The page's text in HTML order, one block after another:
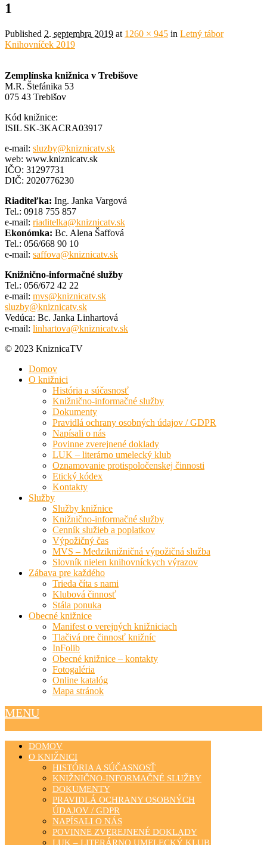
1
Published 2. septembra 2019 at 1260 × 945 in Letný tábor
Knihovníček 2019
Zemplínska knižnica v Trebišove
M.R. Štefánika 53
075 43 Trebišov
Kód knižnice:
ISIL SK-3KACRA03917
e-mail: sluzby@kniznicatv.sk
web: www.kniznicatv.sk
IČO: 31297731
DIČ: 2020776230
Riaditeľka: Ing. Janka Vargová
Tel.: 0918 755 857
e-mail: riaditelka@kniznicatv.sk
Ekonómka: Bc. Alena Šaffová
Tel.: 056/668 90 10
e-mail: saffova@kniznicatv.sk
Knižnično-informačné služby
Tel.: 056/672 42 22
e-mail: mvs@kniznicatv.sk
sluzby@kniznicatv.sk
Vedúca: Bc. Janka Linhartová
e-mail: linhartova@kniznicatv.sk
© 2023 KniznicaTV
Domov
O knižnici
História a súčasnosť
Knižnično-informačné služby
Dokumenty
Pravidlá ochrany osobných údajov / GDPR
Napísali o nás
Povinne zverejnené doklady
LUK – literárno umelecký klub
Oznamovanie protispoločenskej činnosti
Etický kódex
Kontakty
Služby
Služby knižnice
Knižnično-informačné služby
Cenník služieb a poplatkov
Výpožičný čas
MVS – Medziknižničná výpožičná služba
Slovník nielen knihovníckych výrazov
Zábava pre každého
Trieda číta s nami
Klubová činnosť
Stála ponuka
Obecné knižnice
Manifest o verejných knižniciach
Tlačivá pre činnosť knižníc
InFolib
Obecné knižnice – kontakty
Fotogaléria
Online katalóg
Mapa stránok
MENU
DOMOV
O KNIŽNICI
HISTÓRIA A SÚČASNOSŤ
KNIŽNIČNO-INFORMAČNÉ SLUŽBY
DOKUMENTY
PRAVIDLÁ OCHRANY OSOBNÝCH
ÚDAJOV / GDPR
NAPÍSALI O NÁS
POVINNE ZVEREJNENÉ DOKLADY
LUK – LITERÁRNO UMELECKÝ KLUB